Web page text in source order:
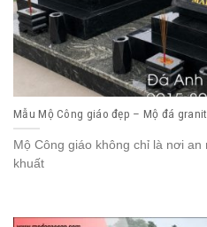
Mẫu Mộ Công giáo đẹp – Mộ đá
Mộ Công giáo không chỉ là nơi
khuất